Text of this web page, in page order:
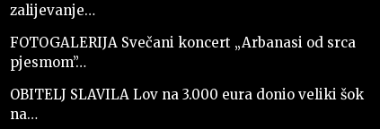
zalijevanje…
FOTOGALERIJA Svečani koncert „Arbanasi od srca
pjesmom”…
OBITELJ SLAVILA Lov na 3.000 eura donio veliki šok
na…